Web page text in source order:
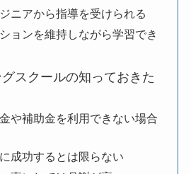
ニアから指導を受けられる
ョンを維持しながら学習でき
スクールの知っておきた
や補助金を利用できない場合
成功するとは限らない